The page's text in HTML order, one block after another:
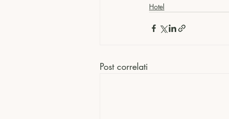
Hotel
Post correlati